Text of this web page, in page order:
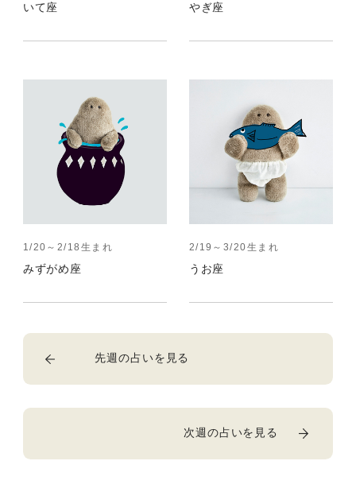
いて座 やぎ座
1/20～2/18生まれ
みずがめ座
2/19～3/20生まれ
うお座
先週の占いを見る
次週の占いを見る